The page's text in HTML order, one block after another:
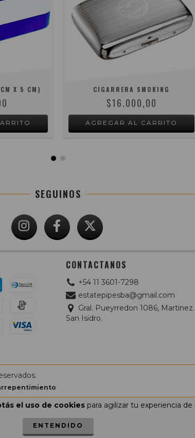
el uso de cookiespara agilizar tu experiencia de
ENTENDIDO
X 5 CM) CIGARRERA SMOKING
$16.000,00
SEGUINOS
CONTACTANOS
+54 11 3601-7298
estatepipesba@gmail.com
Gral. Pueyrredon 1086, Martinez.
San Isidro.